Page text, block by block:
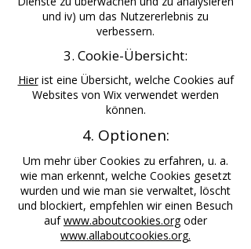
und iv) um das Nutzererlebnis zu
verbessern.
3. Cookie-Übersicht:
Hierist eine Übersicht, welche Cookies auf
Websites von Wix verwendet werden
können.
4. Optionen:
Um mehr über Cookies zu erfahren, u. a.
wie man erkennt, welche Cookies gesetzt
wurden und wie man sie verwaltet, löscht
und blockiert, empfehlen wir einen Besuch
aufwww.aboutcookies.orgoder
www.allaboutcookies.org.